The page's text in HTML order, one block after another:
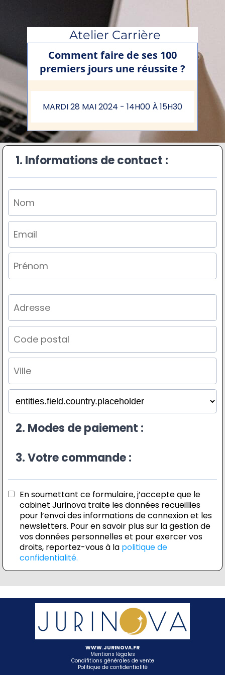
Atelier Carrière
Comment faire de ses 100
premiers jours une réussite ?
MARDI 28 MAI 2024 - 14H00 À 15H30
1. Informations de contact :
2. Modes de paiement :
3. Votre commande :
En soumettant ce formulaire, j’accepte que le
cabinet Jurinova traite les données recueillies
pour l’envoi des informations de connexion et les
newsletters. Pour en savoir plus sur la gestion de
vos données personnelles et pour exercer vos
droits, reportez-vous à la politique de
confidentialité.
WWW.JURINOVA.FR
Mentions légales
Condifitions générales de vente
Politique de confidentialité